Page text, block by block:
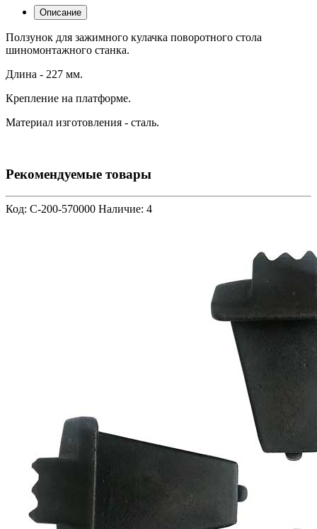
Описание
Ползунок для зажимного кулачка поворотного стола
шиномонтажного станка.
Длина - 227 мм.
Крепление на платформе.
Материал изготовления - сталь.
Рекомендуемые товары
Код: C-200-570000 Наличие: 4